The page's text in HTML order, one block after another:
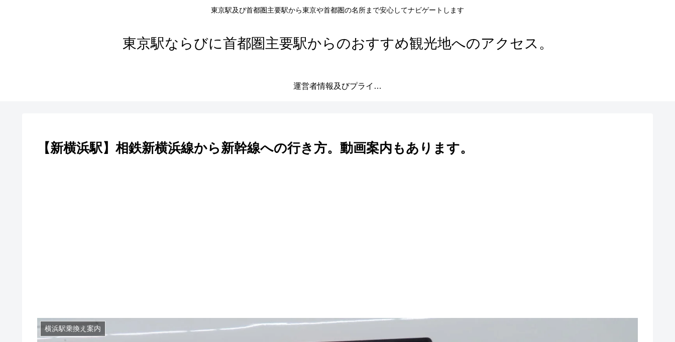
東京駅及び首都圏主要駅から東京や首都圏の名所まで安心してナビゲートします
東京駅ならびに首都圏主要駅からのおすすめ観光地へのアクセス。
運営者情報及びプライバシーポリシー
【新横浜駅】相鉄新横浜線から新幹線への行き方。動画案内もあります。
横浜駅乗換え案内